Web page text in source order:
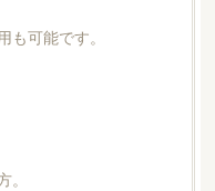
可能です。